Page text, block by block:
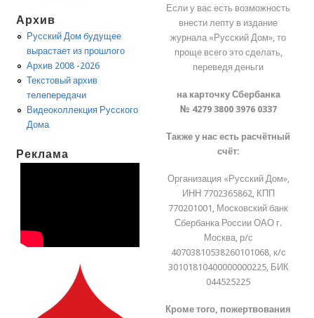
Архив
Русский Дом будущее
вырастает из прошлого
Архив 2008 -2026
Текстовый архив
телепередачи
Видеоколлекция Русского
Дома
Реклама
Если у вас есть возможность
внести лепту в издание
журнала «Русский Дом», то
проще всего это сделать,
переведя деньги
на карточку Сбербанка
№ 4279 3800 3976 0337
Также у нас есть расчётный
счёт:
Организация «Русский Дом»,
ИНН 7702365862, КПП
770201001, Московский банк
Сбербанка России ОАО г.
Москва, р/с
40703810538260101068, к/с
30101810400000000225, БИК
044525225
Кроме того, пожертвования